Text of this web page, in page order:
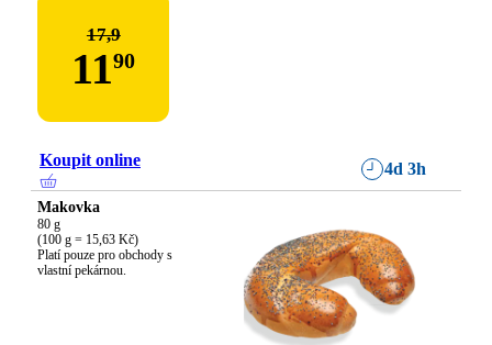
17,9
1190
Koupit online 4d 3h
Makovka
80 g
(100 g = 15,63 Kč)
Platí pouze pro obchody s
vlastní pekárnou.